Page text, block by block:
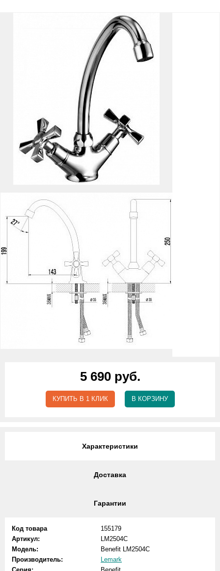
5 690 руб.
КУПИТЬ В 1 КЛИК В КОРЗИНУ
Характеристики
Доставка
Гарантии
Код товара
155179
Артикул:
LM2504C
Модель:
Benefit LM2504C
Производитель:
Lemark